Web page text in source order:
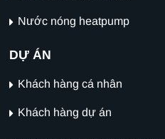
Nước nóng heatpump
DỰ ÁN
Khách hàng cá nhân
Khách hàng dự án